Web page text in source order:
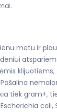
metu ir
tiek gram+,